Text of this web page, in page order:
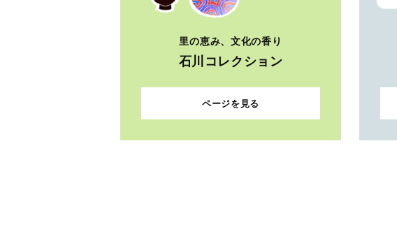
里の恵み、文化の香り
石川コレクション
ページを見る